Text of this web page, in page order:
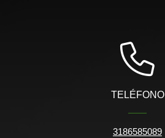
TELÉFONO
3186585089